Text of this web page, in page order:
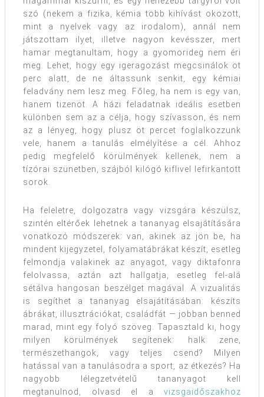
szó (nekem a fizika, kémia több kihívást okozott,
mint a nyelvek vagy az irodalom), annál nem
játszottam ilyet, illetve nagyon kevésszer, mert
hamar megtanultam, hogy a gyomorideg nem éri
meg. Lehet, hogy egy igeragozást megcsinálok öt
perc alatt, de ne áltassunk senkit, egy kémiai
feladvány nem lesz meg. Főleg, ha nem is egy van,
hanem tizenöt. A házi feladatnak ideális esetben
különben sem az a célja, hogy szívasson, és nem
az a lényeg, hogy plusz öt percet foglalkozzunk
vele, hanem a tanulás elmélyítése a cél. Ahhoz
pedig megfelelő körülmények kellenek, nem a
tízórai szünetben, szájból kilógó kiflivel lefirkantott
sorok.
Ha feleletre, dolgozatra vagy vizsgára készülsz,
szintén eltérőek lehetnek a tananyag elsajátítására
vonatkozó módszerek: van, akinek az jön be, ha
mindent kijegyzetel, folyamatábrákat készít, esetleg
felmondja valakinek az anyagot, vagy diktafonra
felolvassa, aztán azt hallgatja, esetleg fel-alá
sétálva hangosan beszélget magával. A vizualitás
is segíthet a tananyag elsajátításában: készíts
ábrákat, illusztrációkat, családfát — jobban benned
marad, mint egy folyó szöveg. Tapasztald ki, hogy
milyen körülmények segítenek: halk zene,
természethangok, vagy teljes csend? Milyen
hatással van a tanulásodra a sport, az étkezés? Ha
nagyobb lélegzetvételű tananyagot kell
megtanulnod, olvasd el a vizsgaidőszakhoz